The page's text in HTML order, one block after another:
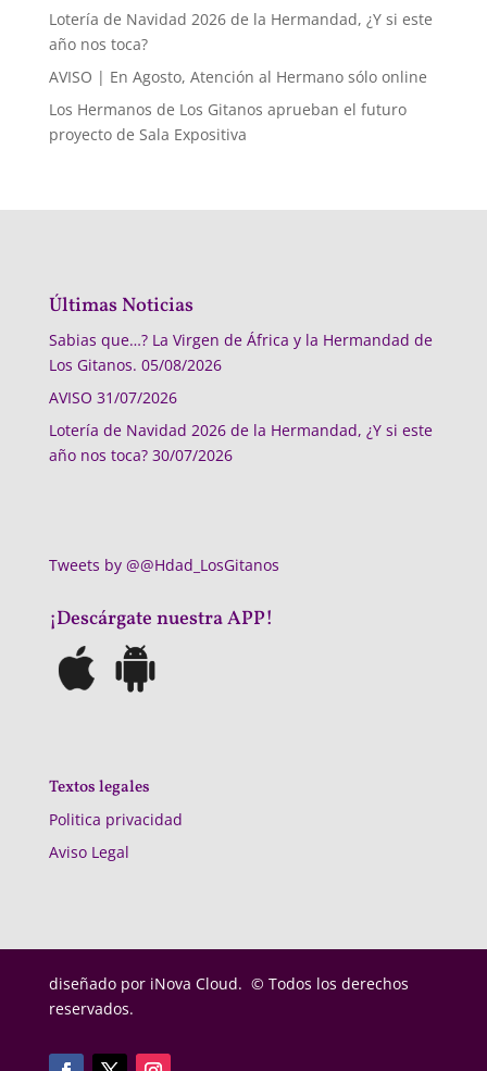
Lotería de Navidad 2026 de la Hermandad, ¿Y si este
año nos toca?
AVISO | En Agosto, Atención al Hermano sólo online
Los Hermanos de Los Gitanos aprueban el futuro
proyecto de Sala Expositiva
Últimas Noticias
Sabias que…? La Virgen de África y la Hermandad de
Los Gitanos. 05/08/2026
AVISO 31/07/2026
Lotería de Navidad 2026 de la Hermandad, ¿Y si este
año nos toca? 30/07/2026
Tweets by @@Hdad_LosGitanos
¡Descárgate nuestra APP!
Textos legales
Politica privacidad
Aviso Legal
diseñado por iNova Cloud. © Todos los derechos
reservados.